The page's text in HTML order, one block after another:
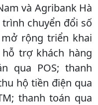
và Agribank Hà
chuyển đổi số
rộng triển khai
trợ khách hàng
qua POS; thanh
hộ tiền điện qua
thanh toán qua